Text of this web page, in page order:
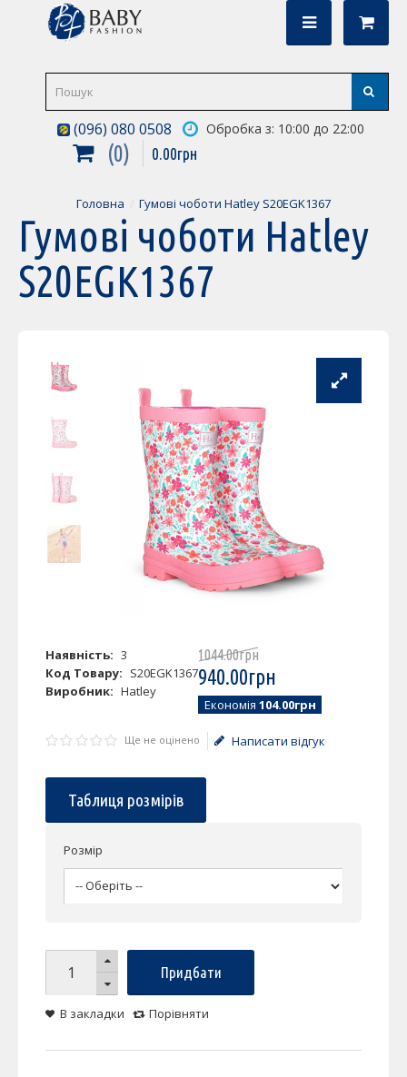
(096) 080 0508 Обробка з: 10:00 до 22:00
0 0.00грн
Головна Гумові чоботи Hatley S20EGK1367
Гумові чоботи Hatley
S20EGK1367
Наявність: 3
Код Товару: S20EGK1367
Виробник: Hatley
1044.00грн
940.00грн
Економія 104.00грн
Ще не оцінено Написати відгук
Таблиця розмірів
Розмір
Придбати
В закладки Порівняти